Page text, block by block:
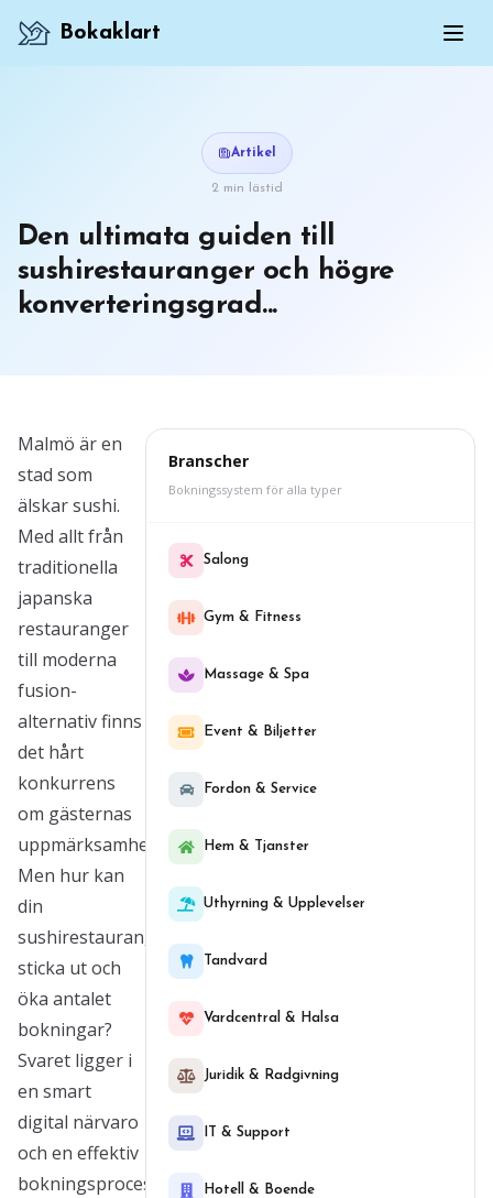
Bokaklart
Artikel
2 min lästid
Den ultimata guiden till
sushirestauranger och högre
konverteringsgrad...
Malmö är en
stad som
älskar sushi.
Med allt från
traditionella
japanska
restauranger
till moderna
fusion-
alternativ finns
det hårt
konkurrens
om gästernas
uppmärksamhet.
Men hur kan
din
sushirestaurang
sticka ut och
öka antalet
bokningar?
Svaret ligger i
en smart
digital närvaro
och en effektiv
bokningsprocess.
Branscher
Bokningssystem för alla typer
Salong
Gym & Fitness
Massage & Spa
Event & Biljetter
Fordon & Service
Hem & Tjanster
Uthyrning & Upplevelser
Tandvard
Vardcentral & Halsa
Juridik & Radgivning
IT & Support
Hotell & Boende